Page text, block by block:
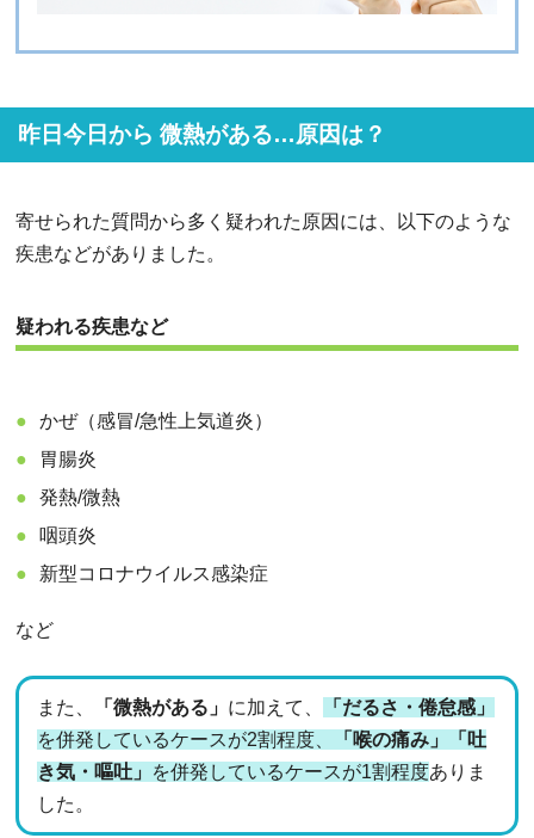
昨日今日から 微熱がある…原因は？
寄せられた質問から多く疑われた原因には、以下のような
疾患などがありました。
疑われる疾患など
かぜ（感冒/急性上気道炎）
胃腸炎
発熱/微熱
咽頭炎
新型コロナウイルス感染症
など
また、 「微熱がある」 に加えて、
「だるさ・倦怠感」
を併発しているケースが2割程度、
「喉の痛み」「吐
き気・嘔吐」 を併発しているケースが1割程度ありま
した。